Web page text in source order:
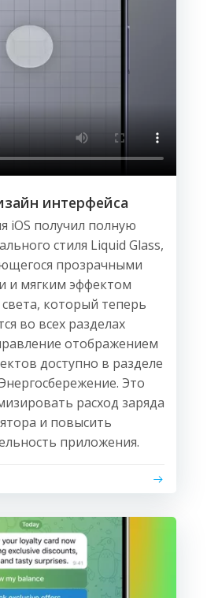
интерфейса
iOS получил полную
стиля Liquid Glass,
прозрачными
и мягким эффектом
который теперь
во всех разделах
отображением
доступно в разделе
Это
расход заряда
и повысить
приложения.